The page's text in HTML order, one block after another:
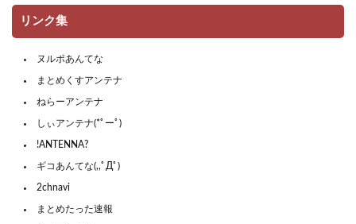
リンク集
ヌルポあんてな
まとめくすアンテナ
ねらーアンテナ
しぃアンテナ(*ﾟーﾟ)
!ANTENNA?
ギコあんてな(,,ﾟДﾟ)
2chnavi
まとめたった速報